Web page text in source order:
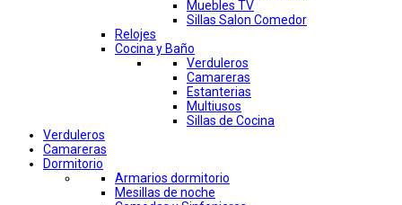
Muebles TV
Sillas Salon Comedor
Relojes
Cocina y Baño
Verduleros
Camareras
Estanterias
Multiusos
Sillas de Cocina
Verduleros
Camareras
Dormitorio
Armarios dormitorio
Mesillas de noche